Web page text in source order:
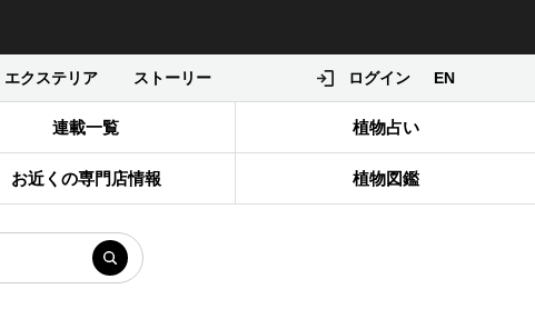
エクステリア ストーリー ログイン EN
連載一覧 植物占い
お近くの専門店情報 植物図鑑